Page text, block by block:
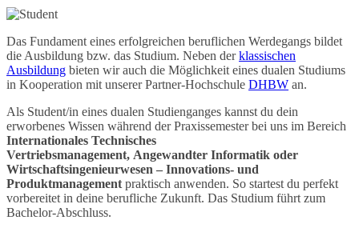
Das Fundament eines erfolgreichen beruflichen Werdegangs bildet
die Ausbildung bzw. das Studium. Neben derklassischen
Ausbildung bieten wir auch die Möglichkeit eines dualen Studiums
in Kooperation mit unserer Partner-Hochschule DHBW an.
Als Student/in eines dualen Studienganges kannst du dein
erworbenes Wissen während der Praxissemester bei uns im Bereich
Internationales Technisches
Vertriebsmanagement, Angewandter Informatik oder
Wirtschaftsingenieurwesen – Innovations- und
Produktmanagement praktisch anwenden. So startest du perfekt
vorbereitet in deine berufliche Zukunft. Das Studium führt zum
Bachelor-Abschluss.